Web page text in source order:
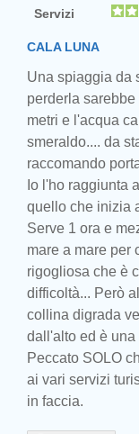
Servizi
CALA LUNA
Una spiaggia da
perderla
metri e l'acqua
smeraldo.... da
raccomando
Io l'ho raggiunta
quello che inizia
Serve 1 ora e
mare a mare per
rigogliosa che è
difficoltà... Però
collina digrada
dall'alto ed è una
Peccato SOLO
ai vari servizi
in faccia.